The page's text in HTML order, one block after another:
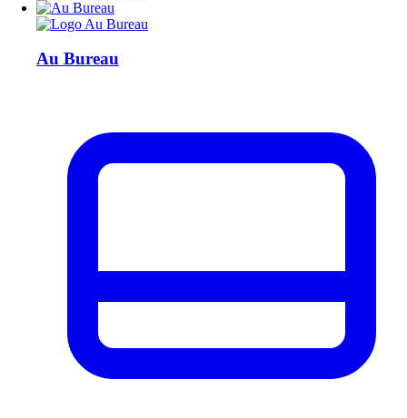
Au Bureau